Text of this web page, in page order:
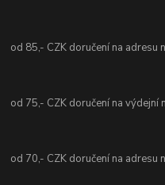
od 85,- CZK doručení na adresu
od 75,- CZK doručení na výdejní
od 70,- CZK doručení na adresu